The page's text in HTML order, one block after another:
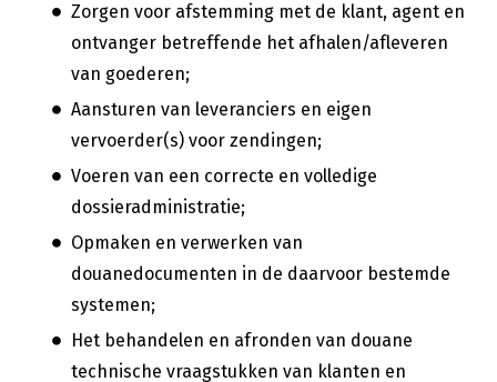
Zorgen voor afstemming met de klant, agent en
ontvanger betreffende het afhalen/afleveren
van goederen;
Aansturen van leveranciers en eigen
vervoerder(s) voor zendingen;
Voeren van een correcte en volledige
dossieradministratie;
Opmaken en verwerken van
douanedocumenten in de daarvoor bestemde
systemen;
Het behandelen en afronden van douane
technische vraagstukken van klanten en